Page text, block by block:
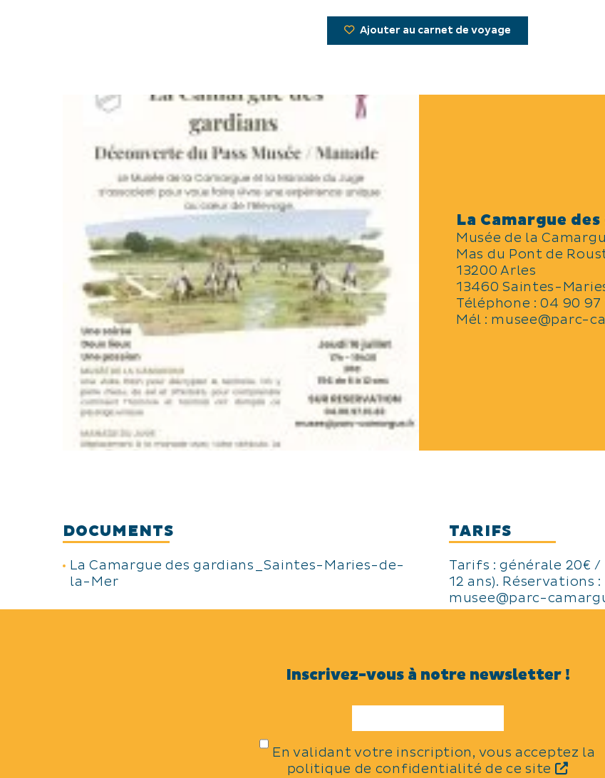
Ajouter au carnet de voyage
La Camargue
Musée de la
Mas du Pont de
13200 Arles
13460 Saintes-
Téléphone :04 90 97
Mél : musee@parc-
DOCUMENTS
La Camargue des gardians_Saintes-Maries-de-
la-Mer
Visite guidée et/ou commentée
TARIFS
Tarifs : générale 20€
12 ans). Réservations
musee@parc-
TYPES
Inscrivez-vous à notre newsletter !
En validant votre inscription, vous acceptez la
politique de confidentialité de ce site